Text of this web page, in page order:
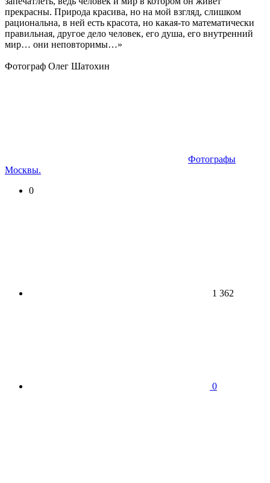
прекрасны. Природа красива, но на мой взгляд, слишком
рациональна, в ней есть красота, но какая-то математически
правильная, другое дело человек, его душа, его внутренний
мир… они неповторимы…»
Фотограф Олег Шатохин
Фотографы
Москвы.
0
1 362
0